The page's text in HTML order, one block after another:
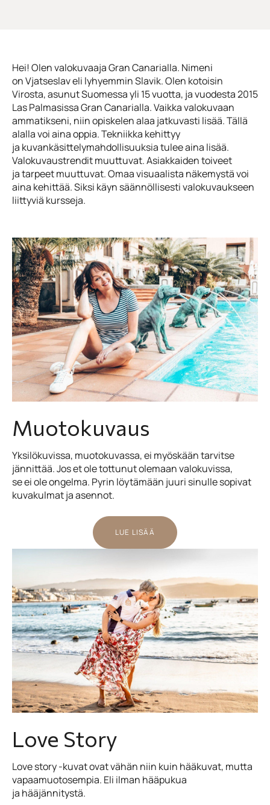
Hei! Olen valokuvaaja Gran Canarialla. Nimeni
on Vjatseslav eli lyhyemmin Slavik. Olen kotoisin
Virosta, asunut Suomessa yli 15 vuotta, ja vuodesta 2015
Las Palmasissa Gran Canarialla. Vaikka valokuvaan
ammatikseni, niin opiskelen alaa jatkuvasti lisää. Tällä
alalla voi aina oppia. Tekniikka kehittyy
ja kuvankäsittelymahdollisuuksia tulee aina lisää.
Valokuvaustrendit muuttuvat. Asiakkaiden toiveet
ja tarpeet muuttuvat. Omaa visuaalista näkemystä voi
aina kehittää. Siksi käyn säännöllisesti valokuvaukseen
liittyviä kursseja.
Muotokuvaus
Yksilökuvissa, muotokuvassa, ei myöskään tarvitse
jännittää. Jos et ole tottunut olemaan valokuvissa,
se ei ole ongelma. Pyrin löytämään juuri sinulle sopivat
kuvakulmat ja asennot.
LUE LISÄÄ
Love Story
Love story -kuvat ovat vähän niin kuin hääkuvat, mutta
vapaamuotosempia. Eli ilman hääpukua
ja hääjännitystä.